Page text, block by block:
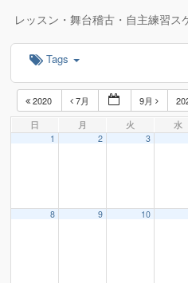
レッスン・舞台稽古・自主練習ス
Tags
2020 7月 9月
日
月 火 水
1 2 3
8 9 10